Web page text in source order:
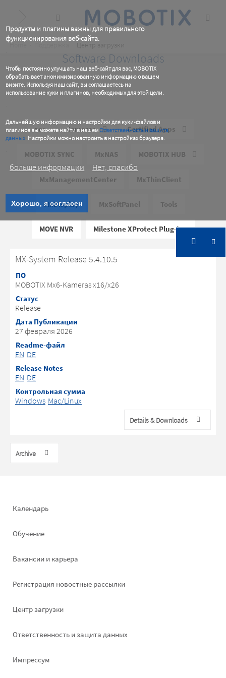
Продукты и плагины важны для правильного
функционирования веб-сайта.
Чтобы постоянно улучшать наш веб-сайт для вас, MOBOTIX
обрабатывает анонимизированную информацию о вашем
визите. Используя наш сайт, вы соглашаетесь на
использование куки и плагинов, необходимых для этой цели.
Дальнейшую информацию и настройки для куки-файлов и
плагинов вы можете найти в нашемОтветственность и защита
данных. Настройки можно настроить в настройках браузера.
больше информации
Нет, спасибо
Хорошо, я согласен
content
Home Поддержка Центр загрузки
Software Downloads
все Cameras Certified Apps
MOBOTIX SYNC MxNAS MOBOTIX HUB
MxManagementCenter MxThinClient
MxDisplay MxSoftPanel Tools
MOVE NVR Milestone XProtect Plug-Ins
MX-System Release 5.4.10.5
ПО
MOBOTIX Mx6-Kameras x16/x26
Статус
Release
Дата Публикации
27 февраля 2026
Readme-файл
EN DE
Release Notes
EN DE
Контрольная сумма
Windows Mac/Linux
Details & Downloads
Archive
Footer
Календарь
Обучение
Вакансии и карьера
Pегистрация новостные рассылки
Footer
Центр загрузки
Ответственность и защита данных
Импрессум